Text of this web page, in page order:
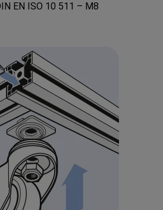
EN ISO 10 511 – M8